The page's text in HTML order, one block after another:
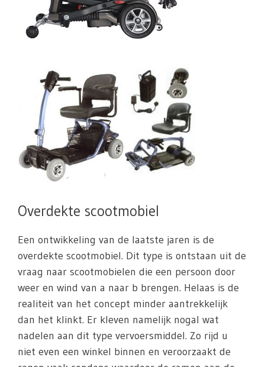
Overdekte scootmobiel
Een ontwikkeling van de laatste jaren is de
overdekte scootmobiel. Dit type is ontstaan uit de
vraag naar scootmobielen die een persoon door
weer en wind van a naar b brengen. Helaas is de
realiteit van het concept minder aantrekkelijk
dan het klinkt. Er kleven namelijk nogal wat
nadelen aan dit type vervoersmiddel. Zo rijd u
niet even een winkel binnen en veroorzaakt de